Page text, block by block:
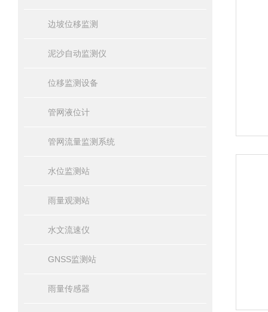
边坡位移监测
泥沙自动监测仪
位移监测设备
管网液位计
管网流量监测系统
水位监测站
雨量观测站
水文流速仪
GNSS监测站
雨量传感器